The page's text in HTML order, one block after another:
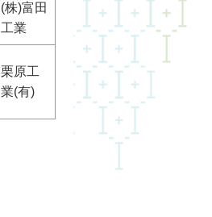
(株)富田
工業
栗原工
業(有)